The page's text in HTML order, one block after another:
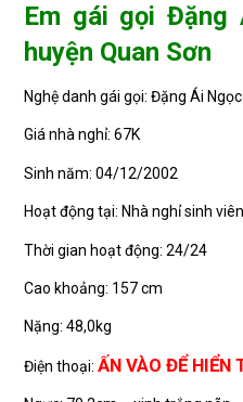
Em gái gọi Đặng
huyện Quan Sơn
Nghệ danh gái gọi: Đặng Ái Ngọc
Giá nhà nghỉ: 67K
Sinh năm: 04/12/2002
Hoạt động tại: Nhà nghỉ sinh
Thời gian hoạt động: 24/24
Cao khoảng: 157 cm
Nặng: 48,0kg
Điện thoại:ẤN VÀO ĐỂ HIỂN